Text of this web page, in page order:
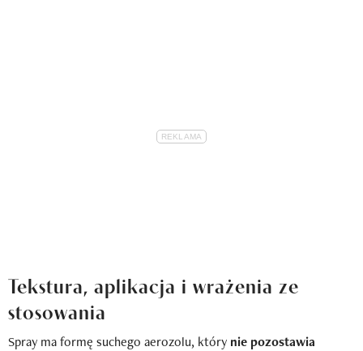
Tekstura, aplikacja i wrażenia ze
stosowania
Spray ma formę suchego aerozolu, który nie pozostawia